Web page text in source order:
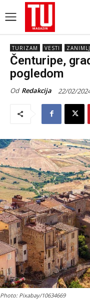
TURIZAM VESTI
Čenturipe,
pogledom
Od Redakcija 22/02/
Photo: Pixabay/10634669